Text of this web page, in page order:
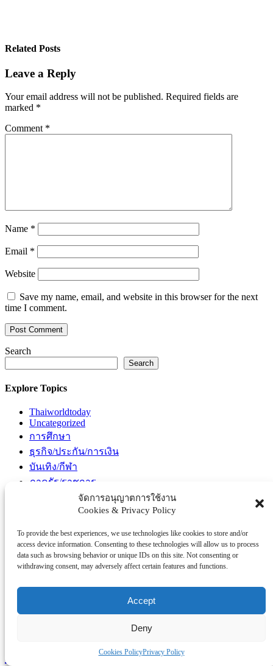
จัดการอนุญาตการใช้งาน
Cookies & Privacy Policy
To provide the best experiences, we use technologies like cookies to store and/or
access device information. Consenting to these technologies will allow us to process
data such as browsing behavior or unique IDs on this site. Not consenting or
withdrawing consent, may adversely affect certain features and functions.
Accept
Deny
Cookies PolicyPrivacy Policy
Related Posts
Leave a Reply
Your email address will not be published. Required fields are
marked *
Comment *
Name *
Email *
Website
Save my name, email, and website in this browser for the next
time I comment.
Search
Search
Explore Topics
Thaiworldtoday
Uncategorized
การศึกษา
ธุรกิจ/ประกัน/การเงิน
บันเทิง/กีฬา
ภาครัฐ/ราชการ
โรงแรม/ท่องเที่ยว/อาหาร
Tag Clouds
#ThailandResearchExpo2026 #มหกรรมงานวิจัยแห่งชาติ2569 #วช
#NRCT #ResearchSynergy #วิจัยไทย #นวัตกรรมไทย
#วช #สำนักงานการวิจัยแห่งชาติ